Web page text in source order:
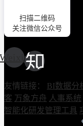
扫描二维码
关注微信公众号
Weixin
友情链接： BI数据分
客 万象方舟 人事系统
智能化研发管理工具